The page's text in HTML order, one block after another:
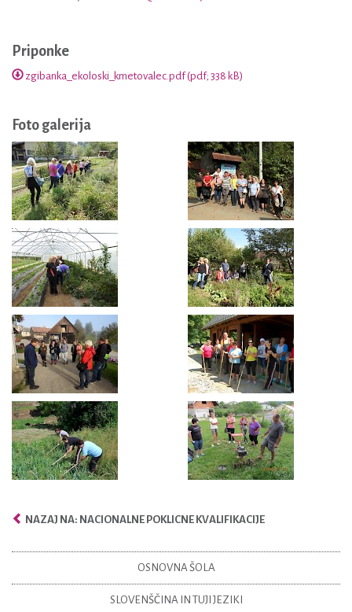
Priponke
zgibanka_ekoloski_kmetovalec.pdf (pdf; 338 kB)
Foto galerija
NAZAJ NA: NACIONALNE POKLICNE KVALIFIKACIJE
OSNOVNA ŠOLA
SLOVENŠČINA IN TUJI JEZIKI